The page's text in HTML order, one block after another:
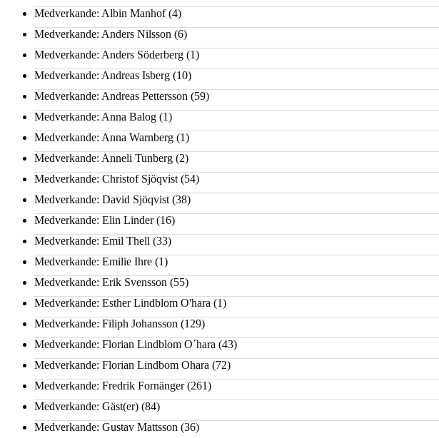
Medverkande: Albin Manhof(4)
Medverkande: Anders Nilsson (6)
Medverkande: Anders Söderberg (1)
Medverkande: Andreas Isberg (10)
Medverkande: Andreas Pettersson (59)
Medverkande: Anna Balog (1)
Medverkande: Anna Warnberg (1)
Medverkande: Anneli Tunberg (2)
Medverkande: Christof Sjöqvist (54)
Medverkande: David Sjöqvist (38)
Medverkande: Elin Linder(16)
Medverkande: Emil Thell (33)
Medverkande: Emilie Ihre (1)
Medverkande: Erik Svensson (55)
Medverkande: Esther Lindblom O'hara (1)
Medverkande: Filiph Johansson (129)
Medverkande: Florian Lindblom O´hara (43)
Medverkande: Florian Lindbom Ohara (72)
Medverkande: Fredrik Fornänger(261)
Medverkande: Gäst(er) (84)
Medverkande: Gustav Mattsson (36)